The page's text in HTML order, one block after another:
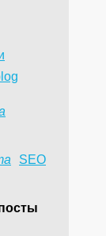
SEO